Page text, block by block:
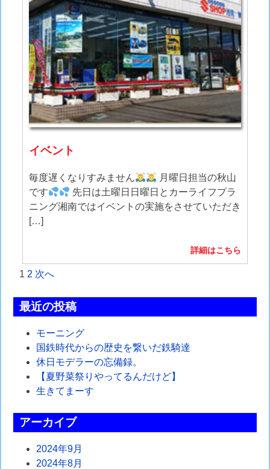
イベント
毎度遅くなりすみません
月曜日担当の秋山
です
先日は土曜日日曜日とカーライフプラ
ニング湘南ではイベントの実施をさせていただき
[…]
詳細はこちら
投
稿
の
ー
り
1 2 次へ
最近の投稿
モーニング
国鉄時代からの歴史を繋いだ鉄騎達
休日モデラーの忘備録。
【夏野菜祭りやってるんだけど】
生きてまーす
アーカイブ
2024年9月
2024年8月